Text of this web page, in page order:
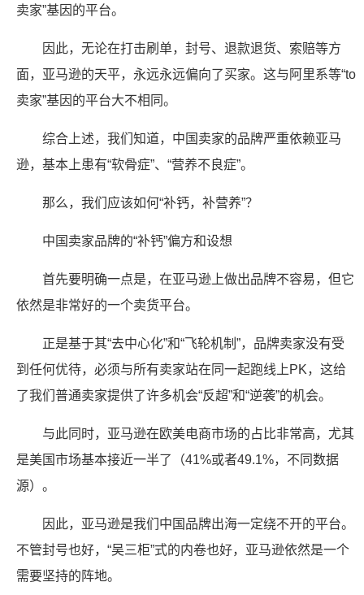
卖家”基因的平台。
因此，无论在打击刷单，封号、退款退货、索赔等方
面，亚马逊的天平，永远永远偏向了买家。这与阿里系等“to
卖家”基因的平台大不相同。
综合上述，我们知道，中国卖家的品牌严重依赖亚马
逊，基本上患有“软骨症”、“营养不良症”。
那么，我们应该如何“补钙，补营养”？
中国卖家品牌的“补钙”偏方和设想
首先要明确一点是，在亚马逊上做出品牌不容易，但它
依然是非常好的一个卖货平台。
正是基于其“去中心化”和“飞轮机制”，品牌卖家没有受
到任何优待，必须与所有卖家站在同一起跑线上PK，这给
了我们普通卖家提供了许多机会“反超”和“逆袭”的机会。
与此同时，亚马逊在欧美电商市场的占比非常高，尤其
是美国市场基本接近一半了（41%或者49.1%，不同数据
源）。
因此，亚马逊是我们中国品牌出海一定绕不开的平台。
不管封号也好，“吴三柜”式的内卷也好，亚马逊依然是一个
需要坚持的阵地。